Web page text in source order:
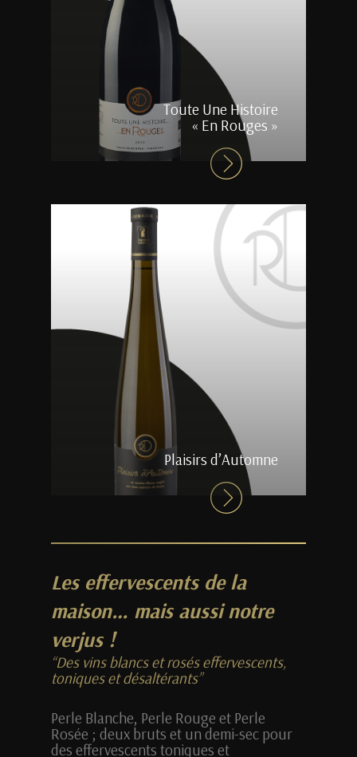
Toute Une Histoire
« En Rouges »
Plaisirs d’Automne
Les effervescents de la
maison… mais aussi notre
verjus !
“Des vins blancs et rosés effervescents,
toniques et désaltérants”
Perle Blanche, Perle Rouge et Perle
Rosée ; deux bruts et un demi-sec pour
des effervescents toniques et